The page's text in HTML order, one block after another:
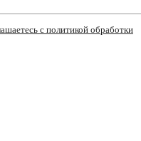
с политикой обработки